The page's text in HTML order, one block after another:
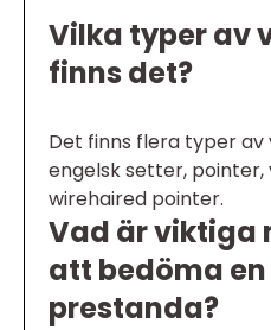
Vilka typer av
finns det?
Det finns flera typer av
engelsk setter, pointer,
wirehaired pointer.
Vad är viktiga
att bedöma
prestanda?